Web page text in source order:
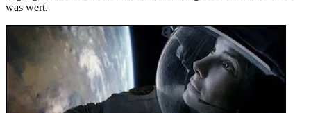
was wert.